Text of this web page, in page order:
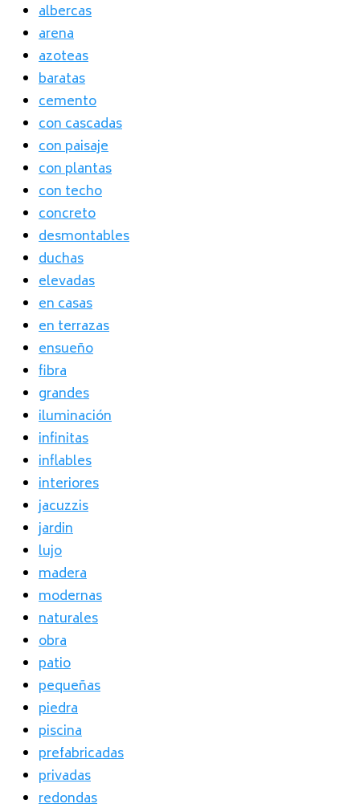
albercas
arena
azoteas
baratas
cemento
con cascadas
con paisaje
con plantas
con techo
concreto
desmontables
duchas
elevadas
en casas
en terrazas
ensueño
fibra
grandes
iluminación
infinitas
inflables
interiores
jacuzzis
jardin
lujo
madera
modernas
naturales
obra
patio
pequeñas
piedra
piscina
prefabricadas
privadas
redondas